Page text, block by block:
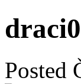
Posted